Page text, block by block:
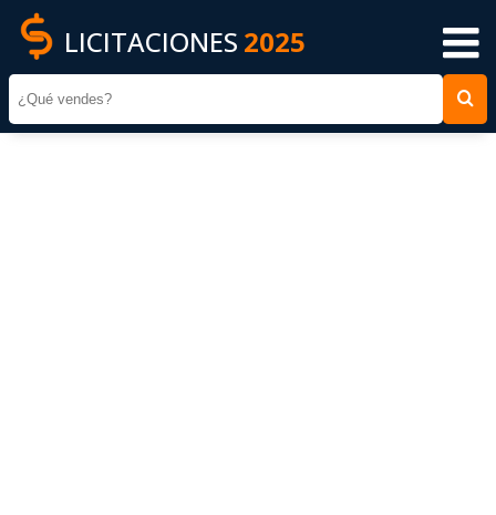
LICITACIONES 2025